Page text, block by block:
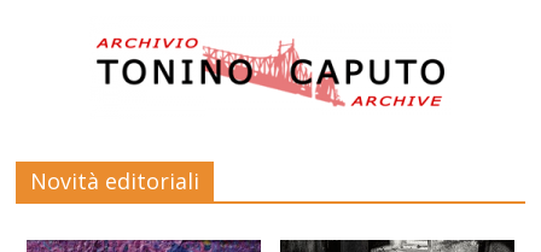
Novità editoriali